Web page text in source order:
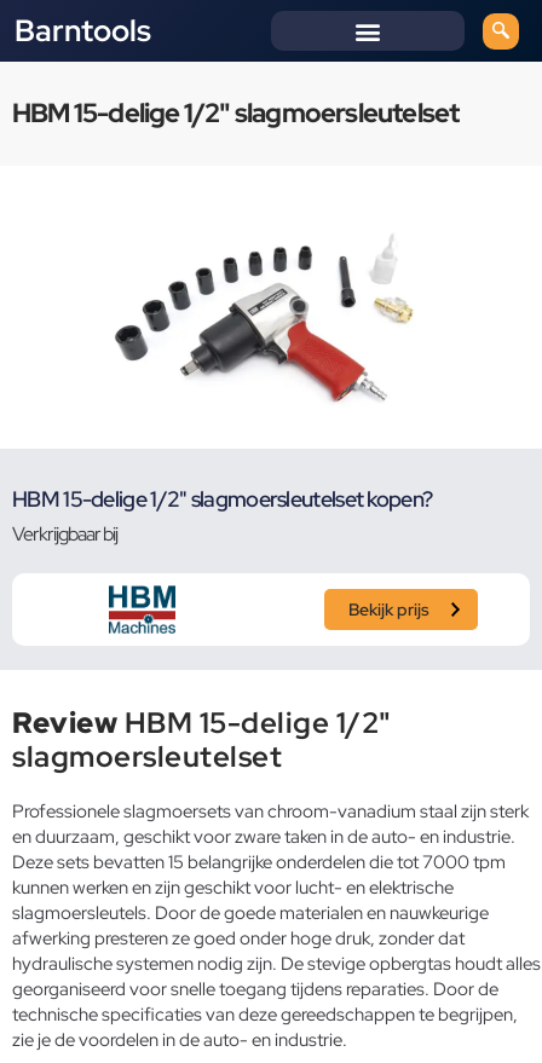
Barntools
HBM 15-delige 1/2" slagmoersleutelset
HBM 15-delige 1/2" slagmoersleutelset kopen?
Verkrijgbaar bij
Bekijk prijs
Review HBM 15-delige 1/2"
slagmoersleutelset
Professionele slagmoersets van chroom-vanadium staal zijn sterk
en duurzaam, geschikt voor zware taken in de auto- en industrie.
Deze sets bevatten 15 belangrijke onderdelen die tot 7000 tpm
kunnen werken en zijn geschikt voor lucht- en elektrische
slagmoersleutels. Door de goede materialen en nauwkeurige
afwerking presteren ze goed onder hoge druk, zonder dat
hydraulische systemen nodig zijn. De stevige opbergtas houdt alles
georganiseerd voor snelle toegang tijdens reparaties. Door de
technische specificaties van deze gereedschappen te begrijpen,
zie je de voordelen in de auto- en industrie.